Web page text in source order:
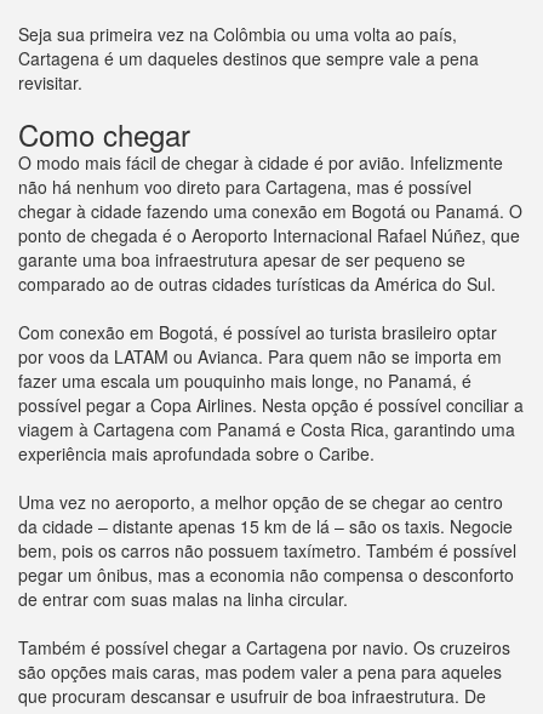
Seja sua primeira vez na Colômbia ou uma volta ao país,
Cartagena é um daqueles destinos que sempre vale a pena
revisitar.
Como chegar
O modo mais fácil de chegar à cidade é por avião. Infelizmente
não há nenhum voo direto para Cartagena, mas é possível
chegar à cidade fazendo uma conexão em Bogotá ou Panamá. O
ponto de chegada é o Aeroporto Internacional Rafael Núñez, que
garante uma boa infraestrutura apesar de ser pequeno se
comparado ao de outras cidades turísticas da América do Sul.
Com conexão em Bogotá, é possível ao turista brasileiro optar
por voos da LATAM ou Avianca. Para quem não se importa em
fazer uma escala um pouquinho mais longe, no Panamá, é
possível pegar a Copa Airlines. Nesta opção é possível conciliar a
viagem à Cartagena com Panamá e Costa Rica, garantindo uma
experiência mais aprofundada sobre o Caribe.
Uma vez no aeroporto, a melhor opção de se chegar ao centro
da cidade – distante apenas 15 km de lá – são os taxis. Negocie
bem, pois os carros não possuem taxímetro. Também é possível
pegar um ônibus, mas a economia não compensa o desconforto
de entrar com suas malas na linha circular.
Também é possível chegar a Cartagena por navio. Os cruzeiros
são opções mais caras, mas podem valer a pena para aqueles
que procuram descansar e usufruir de boa infraestrutura. De